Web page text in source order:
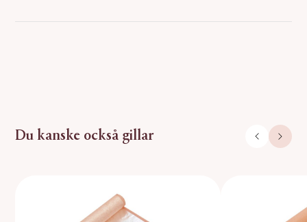
Du kanske också gillar